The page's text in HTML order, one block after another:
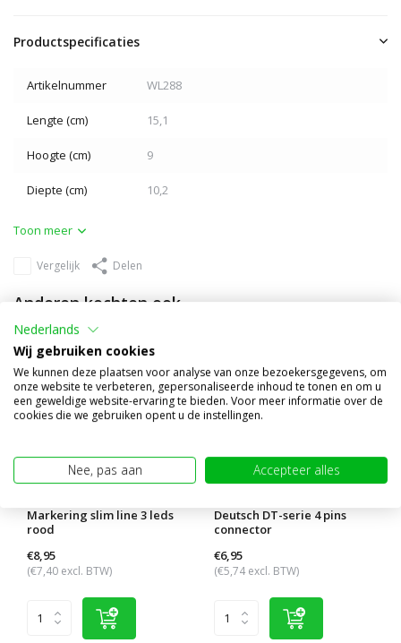
Productspecificaties
Artikelnummer WL288
Lengte (cm) 15,1
Hoogte (cm) 9
Diepte (cm) 10,2
Toon meer
Vergelijk Delen
Anderen kochten ook
Markering slim line 3 leds
rood
€8,95
(€7,40 excl. BTW)
Deutsch DT-serie 4 pins
connector
€6,95
(€5,74 excl. BTW)
Nederlands
Wij gebruiken cookies
We kunnen deze plaatsen voor analyse van onze bezoekersgegevens, om
onze website te verbeteren, gepersonaliseerde inhoud te tonen en om u
een geweldige website-ervaring te bieden. Voor meer informatie over de
cookies die we gebruiken opent u de instellingen.
Nee, pas aan Accepteer alles